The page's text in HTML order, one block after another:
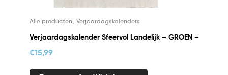
Alle producten Verjaardagskalenders
Verjaardagskalender Sfeervol Landelijk – GROEN –
€15,99